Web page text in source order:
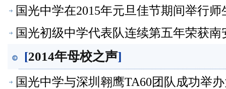
冠【母校之声】
国光中学在2015年元旦佳节期间举行
国光初级中学代表队连续第五年荣获
声】
[2014年母校之声]
国光中学与深圳翱鹰TA60团队成功举